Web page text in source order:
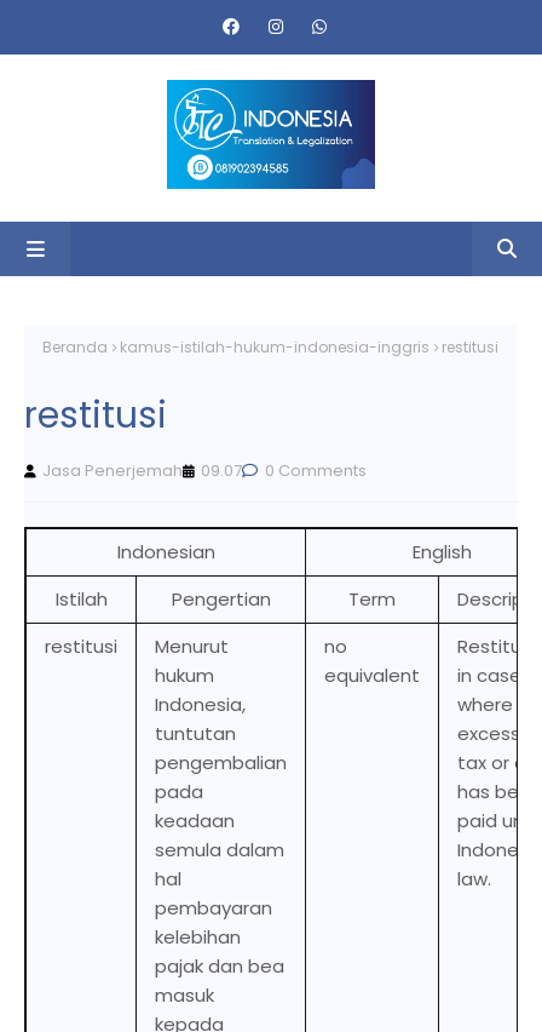
Beranda kamus-istilah-hukum-indonesia-inggris restitusi
restitusi
Jasa Penerjemah 09.07 0 Comments
Indonesian
English
Istilah
Pengertian Term
restitusi
Menurut
hukum
Indonesia,
tuntutan
pengembalian
pada
keadaan
semula dalam
hal
pembayaran
kelebihan
pajak dan bea
masuk
kepada
no
equivalent
in cases
where an
excess
tax or
has been
paid
law.